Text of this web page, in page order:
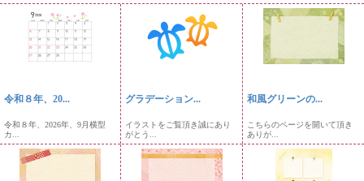
令和８年、20...
令和８年、2026年、9月横型
カ...
グラデーション...
イラストをご覧頂き誠にあり
がとう...
和風グリーンの...
こちらのページを開いて頂き
ありが...